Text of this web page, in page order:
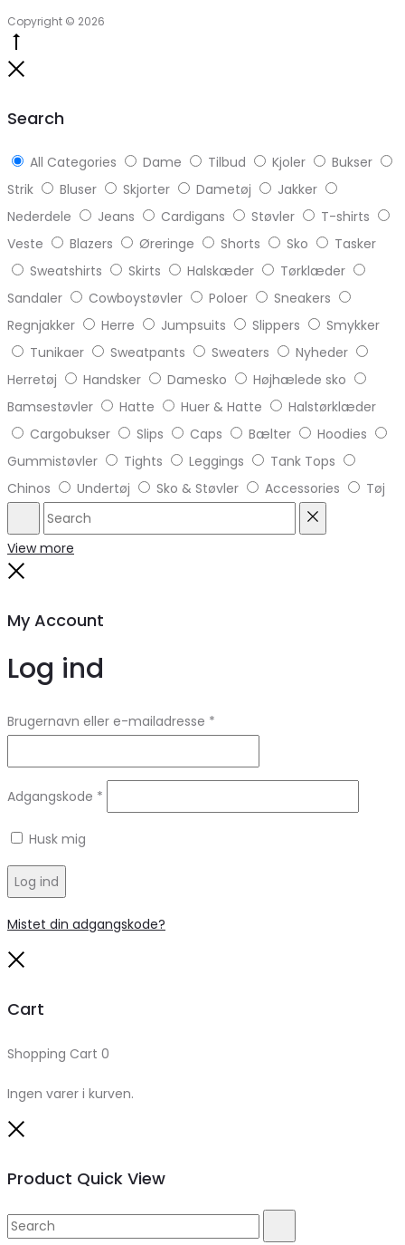
Copyright © 2026
Search
All Categories Dame Tilbud Kjoler
Bukser
Strik
Bluser Skjorter Dametøj
Jakker
Nederdele
Jeans Cardigans Støvler
T-shirts
Veste
Blazers Øreringe Shorts Sko
Tasker
Sweatshirts
Skirts Halskæder
Tørklæder
Sandaler
Cowboystøvler Poloer
Sneakers
Regnjakker
Herre Jumpsuits Slippers
Smykker
Tunikaer
Sweatpants Sweaters
Nyheder
Herretøj
Handsker Damesko
Højhælede sko
Bamsestøvler
Hatte Huer & Hatte
Halstørklæder
Cargobukser
Slips Caps Bælter
Hoodies
Gummistøvler
Tights Leggings
Tank Tops
Chinos
Undertøj Sko & Støvler Accessories Tøj
Search
View more
My Account
Log ind
Brugernavn eller e-mailadresse *
Adgangskode *
Husk mig
Log ind
Mistet din adgangskode?
Cart
Shopping Cart 0
Ingen varer i kurven.
Product Quick View
Search